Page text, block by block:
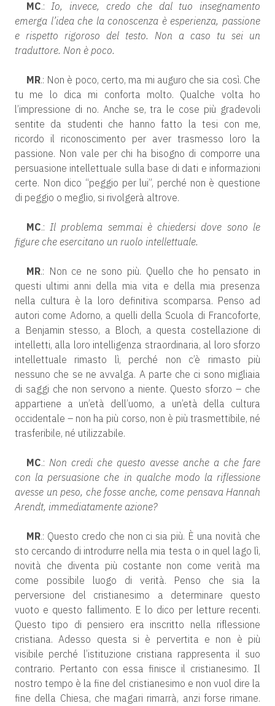
MC.:Io, invece, credo che dal tuo insegnamento
emerga l’idea che la conoscenza è esperienza, passione
e rispetto rigoroso del testo. Non a caso tu sei un
traduttore. Non è poco.
MR.: Non è poco, certo, ma mi auguro che sia così. Che
tu me lo dica mi conforta molto. Qualche volta ho
l’impressione di no. Anche se, tra le cose più gradevoli
sentite da studenti che hanno fatto la tesi con me,
ricordo il riconoscimento per aver trasmesso loro la
passione. Non vale per chi ha bisogno di comporre una
persuasione intellettuale sulla base di dati e informazioni
certe. Non dico “peggio per lui”, perché non è questione
di peggio o meglio, si rivolgerà altrove.
MC.:Il problema semmai è chiedersi dove sono le
figure che esercitano un ruolo intellettuale.
MR.: Non ce ne sono più. Quello che ho pensato in
questi ultimi anni della mia vita e della mia presenza
nella cultura è la loro definitiva scomparsa. Penso ad
autori come Adorno, a quelli della Scuola di Francoforte,
a Benjamin stesso, a Bloch, a questa costellazione di
intelletti, alla loro intelligenza straordinaria, al loro sforzo
intellettuale rimasto lì, perché non c’è rimasto più
nessuno che se ne avvalga. A parte che ci sono migliaia
di saggi che non servono a niente. Questo sforzo – che
appartiene a un’età dell’uomo, a un’età della cultura
occidentale – non ha più corso, non è più trasmettibile, né
trasferibile, né utilizzabile.
MC.: Non credi che questo avesse anche a che fare
con la persuasione che in qualche modo la riflessione
avesse un peso, che fosse anche, come pensava Hannah
Arendt, immediatamente azione?
MR.: Questo credo che non ci sia più. È una novità che
sto cercando di introdurre nella mia testa o in quel lago lì,
novità che diventa più costante non come verità ma
come possibile luogo di verità. Penso che sia la
perversione del cristianesimo a determinare questo
vuoto e questo fallimento. E lo dico per letture recenti.
Questo tipo di pensiero era inscritto nella riflessione
cristiana. Adesso questa si è pervertita e non è più
visibile perché l’istituzione cristiana rappresenta il suo
contrario. Pertanto con essa finisce il cristianesimo. Il
nostro tempo è la fine del cristianesimo e non vuol dire la
fine della Chiesa, che magari rimarrà, anzi forse rimane.